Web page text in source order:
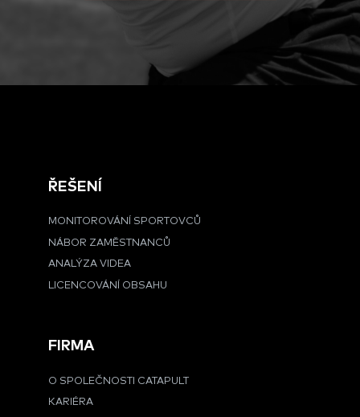
ŘEŠENÍ
MONITOROVÁNÍ SPORTOVCŮ
NÁBOR ZAMĚSTNANCŮ
ANALÝZA VIDEA
LICENCOVÁNÍ OBSAHU
FIRMA
O SPOLEČNOSTI CATAPULT
KARIÉRA